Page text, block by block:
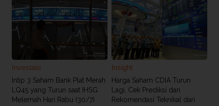
Investasi
Intip 3 Saham Bank Plat Merah
LQ45 yang Turun saat IHSG
Melemah Hari Rabu (30/7)
Insight
Harga Saham CDIA Turun
Lagi, Cek Prediksi dan
Rekomendasi Teknikal dari